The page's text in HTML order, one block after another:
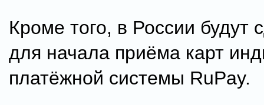
Кроме того, в России будут
для начала приёма карт
платёжной системы RuPay.